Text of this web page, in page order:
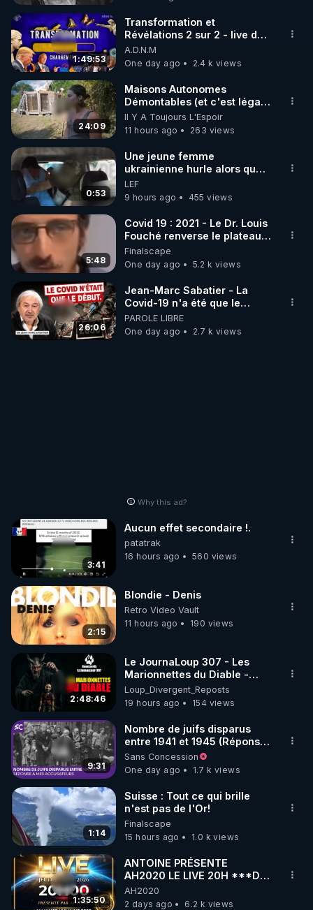
▶ 30 jours gratuit sur l’application de méditation et
de bien-être ENVOL :
Rendez-vous sur https://www.envol.app/code
le code : REGENERE
du projet : linktr.ee/nionip
1:49:53
Transformation et
Révélations 2 sur 2 - live du
07/08/26
A.D.N.M
One day ago
2.4 k views
24:09
Maisons Autonomes
Démontables (et c'est légal).
Visite éco village en
Bretagne
Il Y A Toujours L'Espoir
11 hours ago
263 views
0:53
Une jeune femme
ukrainienne hurle alors que
son ptit ami est brutalement
enlevé par milice Zelensky
LEF
9 hours ago
455 views
5:48
Covid 19 : 2021 - Le Dr. Louis
Fouché renverse le plateau
de CNews !
Finalscape
One day ago
5.2 k views
26:06
Jean-Marc Sabatier - La
Covid-19 n'a été que le
début - L'ARNm & l'ARNm-aa
jusqu où auront-t-il ?
PAROLE LIBRE
One day ago
2.7 k views
Why this ad?
3:41
Aucun effet secondaire !.
patatrak
16 hours ago
560 views
2:15
Blondie - Denis
Retro Video Vault
11 hours ago
190 views
2:48:46
Le JournaLoup 307 - Les
Marionnettes du Diable -
Loup Divergent 2026.08.07
Loup_Divergent_Reposts
19 hours ago
154 views
9:31
Nombre de juifs disparus
entre 1941 et 1945 (Réponse
à mes accusateurs)
Sans Concession
One day ago
1.7 k views
1:14
Suisse : Tout ce qui brille
n'est pas de l'Or!
Finalscape
15 hours ago
1.0 k views
1:35:50
ANTOINE PRÉSENTE
AH2020 LE LIVE 20H ***DU
06/08/2026***
AH2020
2 days ago
6.2 k views